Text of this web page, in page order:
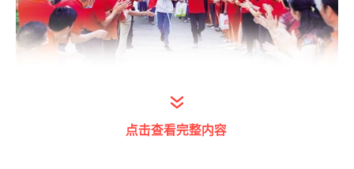
策划统筹/马勇 陈骁鹏
点击查看完整内容